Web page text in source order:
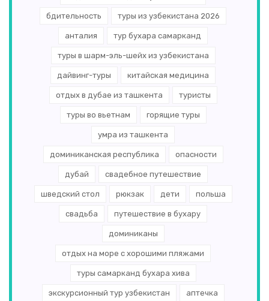
бдительность туры из узбекистана 2026
анталия тур бухара самарканд
туры в шарм-эль-шейх из узбекистана
дайвинг-туры китайская медицина
отдых в дубае из ташкента туристы
туры во вьетнам горящие туры
умра из ташкента
доминиканская республика опасности
дубай свадебное путешествие
шведский стол рюкзак дети польша
свадьба путешествие в бухару
доминиканы
отдых на море с хорошими пляжами
туры самарканд бухара хива
экскурсионный тур узбекистан аптечка